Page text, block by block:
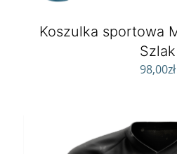
Koszulka sportowa
Szlak
98,00zł